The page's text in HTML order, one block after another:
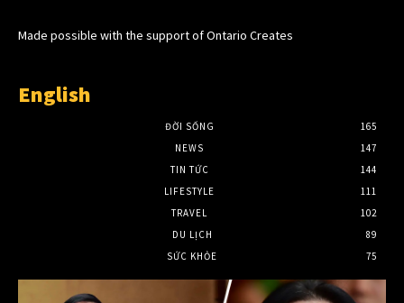
Made possible with the support of Ontario Creates
English
ĐỜI SỐNG
165
NEWS
147
TIN TỨC
144
LIFESTYLE
111
TRAVEL
102
DU LỊCH
89
SỨC KHỎE
75